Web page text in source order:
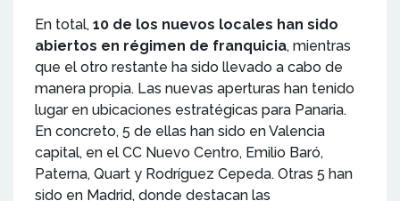
En total, 10 de los nuevos locales han sido
abiertos en régimen de franquicia, mientras
que el otro restante ha sido llevado a cabo de
manera propia. Las nuevas aperturas han tenido
lugar en ubicaciones estratégicas para Panaria.
En concreto, 5 de ellas han sido en Valencia
capital, en el CC Nuevo Centro, Emilio Baró,
Paterna, Quart y Rodríguez Cepeda. Otras 5 han
sido en Madrid, donde destacan las